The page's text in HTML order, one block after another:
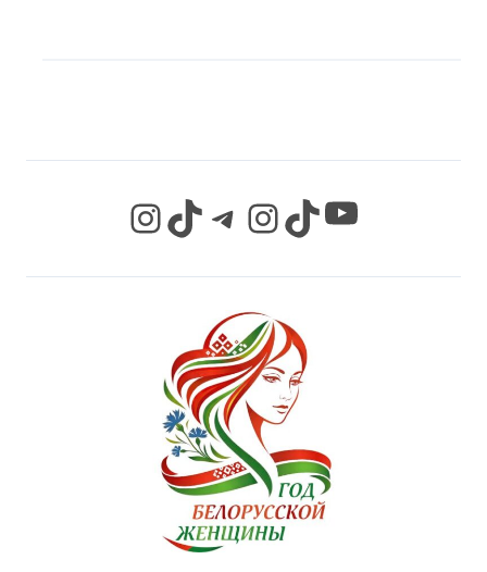
InstagramTikTok Telegram InstagramTikTok YouTube